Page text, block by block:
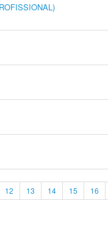
12 13 14 15 16